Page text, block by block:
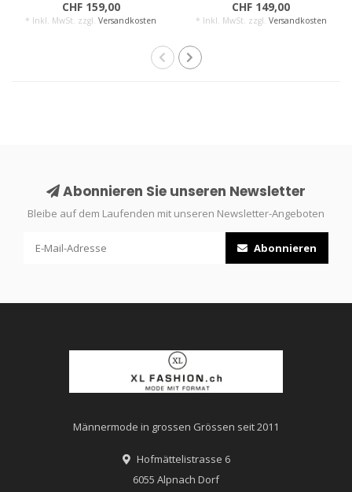
CHF 159,00
* Inkl. MwSt. zzgl.Versandkosten
CHF 149,00
* Inkl. MwSt. zzgl. Versandkosten
Abonnieren Sie unseren Newsletter
Bleibe auf dem Laufenden mit unseren Newsletter-Angeboten
Abonnieren
Männermode in grossen Grössen seit 2011
Hofmättelistrasse 6
6055 Alpnach Dorf